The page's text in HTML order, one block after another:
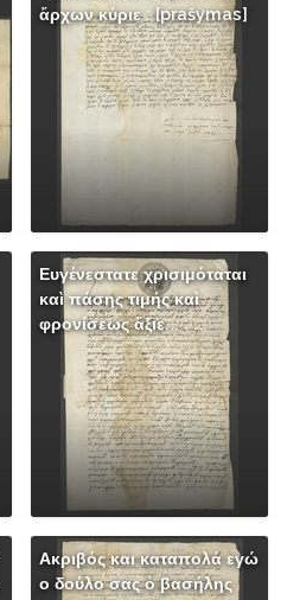
ἄρχων κύριε : [prašymas]
Ευγένεστατε χρισιμόταται
καὶ πάσης τιμής καὶ
φρονίσεως ἄξιε... : …
Ακριβός και καταπολά εγώ
ο δούλο σας ὀ βασήλης